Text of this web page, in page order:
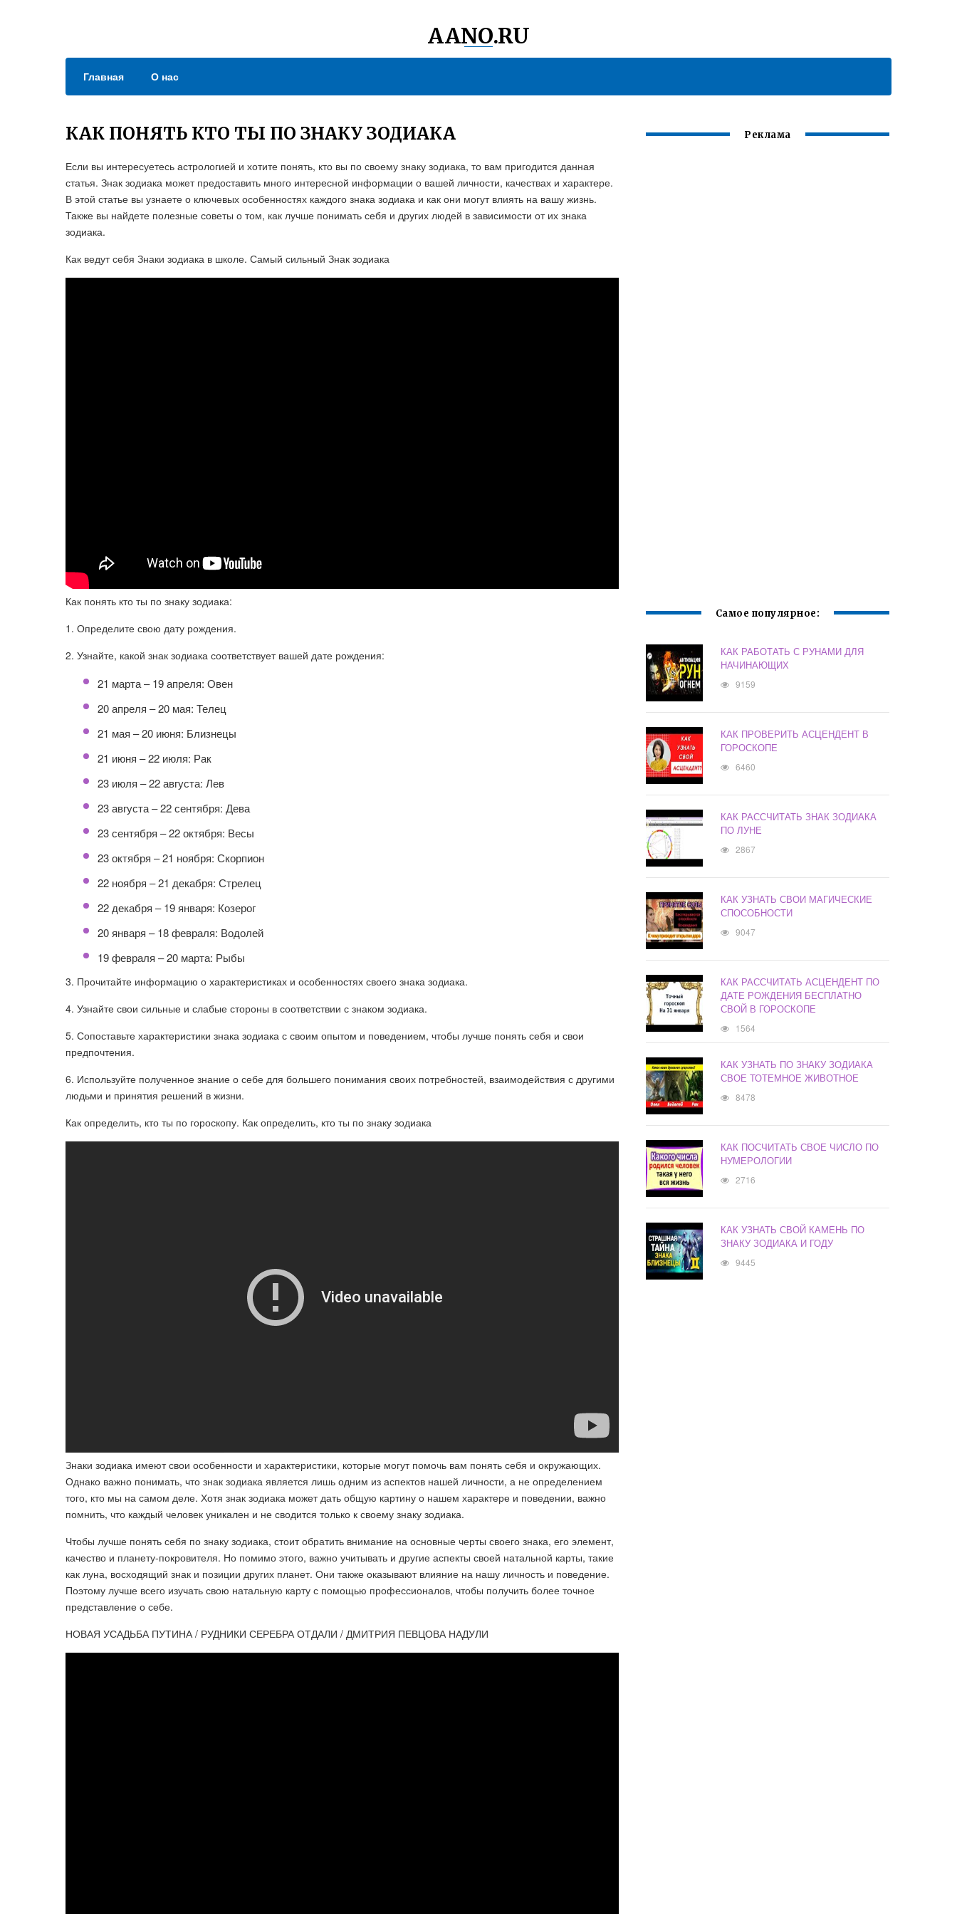
AANO.RU
Главная О нас
КАК ПОНЯТЬ КТО ТЫ ПО ЗНАКУ ЗОДИАКА
Если вы интересуетесь астрологией и хотите понять, кто вы по своему знаку зодиака, то вам пригодится данная
статья. Знак зодиака может предоставить много интересной информации о вашей личности, качествах и характере.
В этой статье вы узнаете о ключевых особенностях каждого знака зодиака и как они могут влиять на вашу жизнь.
Также вы найдете полезные советы о том, как лучше понимать себя и других людей в зависимости от их знака
зодиака.
Как ведут себя Знаки зодиака в школе. Самый сильный Знак зодиака
Как понять кто ты по знаку зодиака:
1. Определите свою дату рождения.
2. Узнайте, какой знак зодиака соответствует вашей дате рождения:
21 марта – 19 апреля: Овен
20 апреля – 20 мая: Телец
21 мая – 20 июня: Близнецы
21 июня – 22 июля: Рак
23 июля – 22 августа: Лев
23 августа – 22 сентября: Дева
23 сентября – 22 октября: Весы
23 октября – 21 ноября: Скорпион
22 ноября – 21 декабря: Стрелец
22 декабря – 19 января: Козерог
20 января – 18 февраля: Водолей
19 февраля – 20 марта: Рыбы
3. Прочитайте информацию о характеристиках и особенностях своего знака зодиака.
4. Узнайте свои сильные и слабые стороны в соответствии с знаком зодиака.
5. Сопоставьте характеристики знака зодиака с своим опытом и поведением, чтобы лучше понять себя и свои
предпочтения.
6. Используйте полученное знание о себе для большего понимания своих потребностей, взаимодействия с другими
людьми и принятия решений в жизни.
Как определить, кто ты по гороскопу. Как определить, кто ты по знаку зодиака
Знаки зодиака имеют свои особенности и характеристики, которые могут помочь вам понять себя и окружающих.
Однако важно понимать, что знак зодиака является лишь одним из аспектов нашей личности, а не определением
того, кто мы на самом деле. Хотя знак зодиака может дать общую картину о нашем характере и поведении, важно
помнить, что каждый человек уникален и не сводится только к своему знаку зодиака.
Чтобы лучше понять себя по знаку зодиака, стоит обратить внимание на основные черты своего знака, его элемент,
качество и планету-покровителя. Но помимо этого, важно учитывать и другие аспекты своей натальной карты, такие
как луна, восходящий знак и позиции других планет. Они также оказывают влияние на нашу личность и поведение.
Поэтому лучше всего изучать свою натальную карту с помощью профессионалов, чтобы получить более точное
представление о себе.
НОВАЯ УСАДЬБА ПУТИНА / РУДНИКИ СЕРЕБРА ОТДАЛИ / ДМИТРИЯ ПЕВЦОВА НАДУЛИ
Реклама
Самое популярное:
КАК РАБОТАТЬ С РУНАМИ ДЛЯ
НАЧИНАЮЩИХ
9159
КАК ПРОВЕРИТЬ АСЦЕНДЕНТ В
ГОРОСКОПЕ
6460
КАК РАССЧИТАТЬ ЗНАК ЗОДИАКА
ПО ЛУНЕ
2867
КАК УЗНАТЬ СВОИ МАГИЧЕСКИЕ
СПОСОБНОСТИ
9047
КАК РАССЧИТАТЬ АСЦЕНДЕНТ ПО
ДАТЕ РОЖДЕНИЯ БЕСПЛАТНО
СВОЙ В ГОРОСКОПЕ
1564
КАК УЗНАТЬ ПО ЗНАКУ ЗОДИАКА
СВОЕ ТОТЕМНОЕ ЖИВОТНОЕ
8478
КАК ПОСЧИТАТЬ СВОЕ ЧИСЛО ПО
НУМЕРОЛОГИИ
2716
КАК УЗНАТЬ СВОЙ КАМЕНЬ ПО
ЗНАКУ ЗОДИАКА И ГОДУ
9445